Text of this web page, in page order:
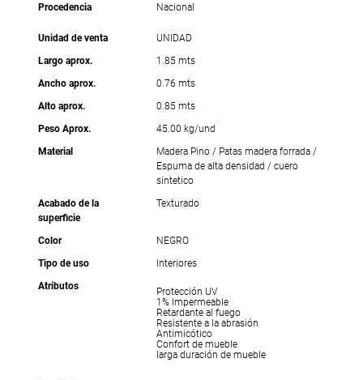
Procedencia Nacional
Unidad de venta
UNIDAD
Largo aprox.
1.85 mts
Ancho aprox.
0.76 mts
Alto aprox.
0.85 mts
Peso Aprox.
45.00 kg/und
Material
Madera Pino / Patas madera forrada /
Espuma de alta densidad / cuero
sintetico
Acabado de la
superficie
Texturado
Color
NEGRO
Tipo de uso
Interiores
Atributos
Protección UV
1% Impermeable
Retardante al fuego
Resistente a la abrasión
Antimicótico
Confort de mueble
larga duración de mueble